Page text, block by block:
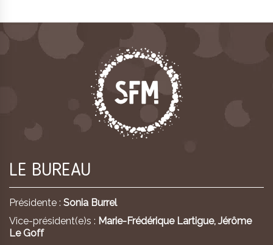
LE BUREAU
Présidente : Sonia Burrel
Vice-président(e)s : Marie-Frédérique Lartigue, Jérôme
Le Goff